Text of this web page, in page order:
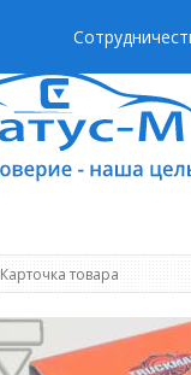
Карточка товара